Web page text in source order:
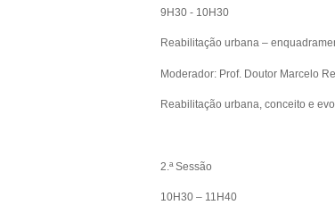
9H30 - 10H30
Reabilitação urbana –
Moderador: Prof. Doutor Marcelo
Reabilitação urbana, conceito e
2.ª Sessão
10H30 – 11H40